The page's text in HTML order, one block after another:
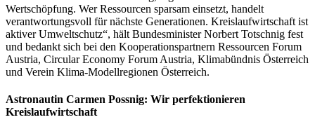
Wertschöpfung. Wer Ressourcen sparsam einsetzt, handelt
verantwortungsvoll für nächste Generationen. Kreislaufwirtschaft ist
aktiver Umweltschutz“, hält Bundesminister Norbert Totschnig fest
und bedankt sich bei den Kooperationspartnern Ressourcen Forum
Austria, Circular Economy Forum Austria, Klimabündnis Österreich
und Verein Klima-Modellregionen Österreich.
Astronautin Carmen Possnig: Wir perfektionieren
Kreislaufwirtschaft